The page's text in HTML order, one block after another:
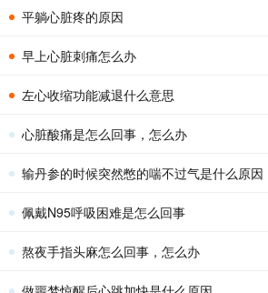
平躺心脏疼的原因
早上心脏刺痛怎么办
左心收缩功能减退什么意思
心脏酸痛是怎么回事，怎么办
输丹参的时候突然憋的喘不过气是什么原因
佩戴N95呼吸困难是怎么回事
熬夜手指头麻怎么回事，怎么办